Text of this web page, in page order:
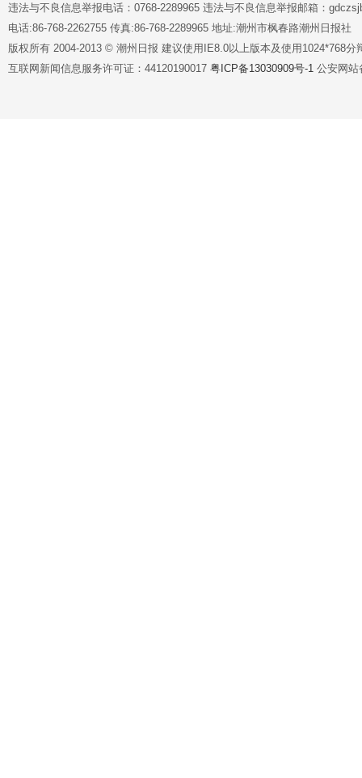
违法与不良信息举报电话：0768-2289965 违法与不良信息举报邮箱：
电话:86-768-2262755 传真:86-768-2289965 地址:潮州市枫春路潮州日报社
版权所有 2004-2013 © 潮州日报 建议使用IE8.0以上版本及使用1024*768分
互联网新闻信息服务许可证：44120190017 粤ICP备13030909号-1 公安网站